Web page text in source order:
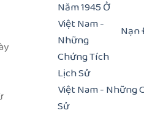
Nạn
Việt Nam - Những
Sử